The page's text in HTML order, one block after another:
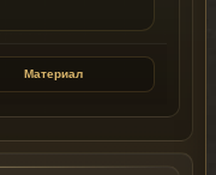
Материал